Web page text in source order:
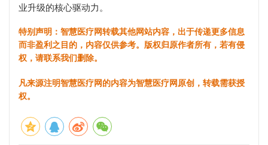
业升级的核心驱动力。
特别声明：智慧医疗网转载其他网站内容，出于传递更多信息
而非盈利之目的，内容仅供参考。版权归原作者所有，若有侵
权，请联系我们删除。
凡来源注明智慧医疗网的内容为智慧医疗网原创，转载需获授
权。